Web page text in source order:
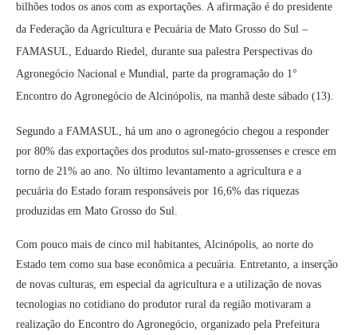
bilhões todos os anos com as exportações. A afirmação é do presidente
da Federação da Agricultura e Pecuária de Mato Grosso do Sul –
FAMASUL, Eduardo Riedel, durante sua palestra Perspectivas do
Agronegócio Nacional e Mundial, parte da programação do 1°
Encontro do Agronegócio de Alcinópolis, na manhã deste sábado (13).
Segundo a FAMASUL, há um ano o agronegócio chegou a responder
por 80% das exportações dos produtos sul-mato-grossenses e cresce em
torno de 21% ao ano. No último levantamento a agricultura e a
pecuária do Estado foram responsáveis por 16,6% das riquezas
produzidas em Mato Grosso do Sul.
Com pouco mais de cinco mil habitantes, Alcinópolis, ao norte do
Estado tem como sua base econômica a pecuária. Entretanto, a inserção
de novas culturas, em especial da agricultura e a utilização de novas
tecnologias no cotidiano do produtor rural da região motivaram a
realização do Encontro do Agronegócio, organizado pela Prefeitura